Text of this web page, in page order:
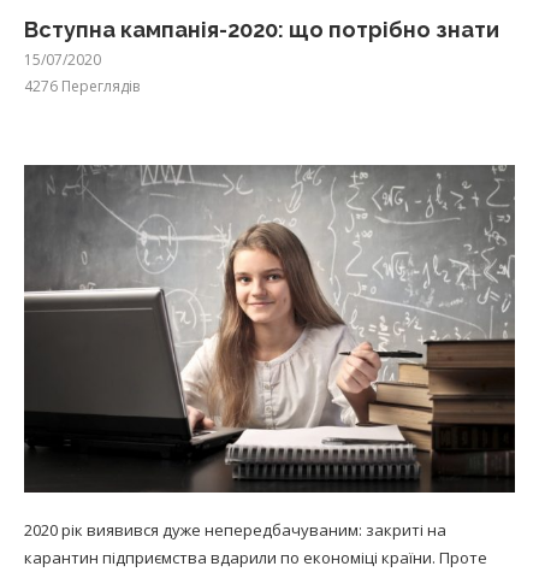
Вступна кампанія-2020: що потрібно знати
15/07/2020
4276 Переглядів
2020 рік виявився дуже непередбачуваним: закриті на
карантин підприємства вдарили по економіці країни. Проте